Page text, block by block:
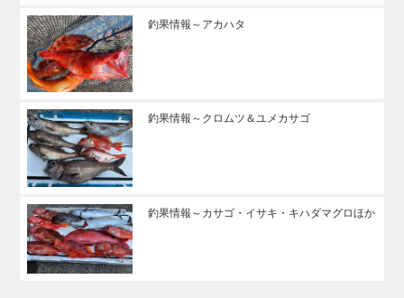
釣果情報～アカハタ
釣果情報～クロムツ＆ユメカサゴ
釣果情報～カサゴ・イサキ・キハダマグロほか